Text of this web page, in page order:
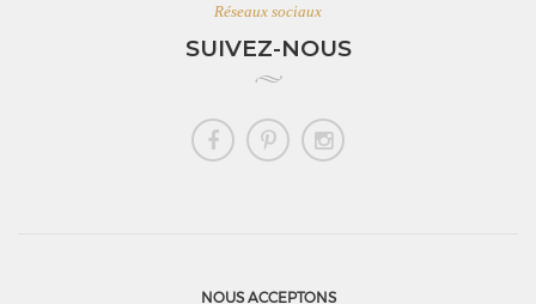
Réseaux sociaux
SUIVEZ-NOUS
NOUS ACCEPTONS